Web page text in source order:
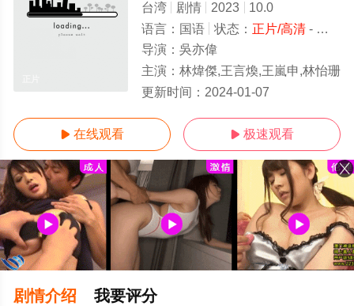
台湾 剧情 2023
10.0
语言： 国语 状态： 正片/高清- 免费在线观看
导演： 吳亦偉
主演： 林煒傑,王言煥,王嵐申,林怡珊
更新时间： 2024-01-07
 在线观看  极速观看
剧情介绍 我要评分